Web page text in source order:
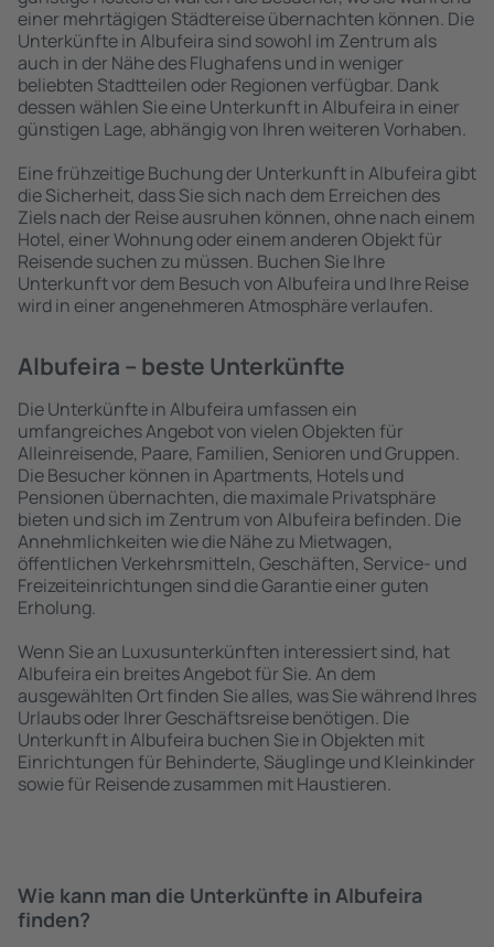
einer mehrtägigen Städtereise übernachten können. Die
Unterkünfte in Albufeira sind sowohl im Zentrum als
auch in der Nähe des Flughafens und in weniger
beliebten Stadtteilen oder Regionen verfügbar. Dank
dessen wählen Sie eine Unterkunft in Albufeira in einer
günstigen Lage, abhängig von Ihren weiteren Vorhaben.
Eine frühzeitige Buchung der Unterkunft in Albufeira gibt
die Sicherheit, dass Sie sich nach dem Erreichen des
Ziels nach der Reise ausruhen können, ohne nach einem
Hotel, einer Wohnung oder einem anderen Objekt für
Reisende suchen zu müssen. Buchen Sie Ihre
Unterkunft vor dem Besuch von Albufeira und Ihre Reise
wird in einer angenehmeren Atmosphäre verlaufen.
Albufeira – beste Unterkünfte
Die Unterkünfte in Albufeira umfassen ein
umfangreiches Angebot von vielen Objekten für
Alleinreisende, Paare, Familien, Senioren und Gruppen.
Die Besucher können in Apartments, Hotels und
Pensionen übernachten, die maximale Privatsphäre
bieten und sich im Zentrum von Albufeira befinden. Die
Annehmlichkeiten wie die Nähe zu Mietwagen,
öffentlichen Verkehrsmitteln, Geschäften, Service- und
Freizeiteinrichtungen sind die Garantie einer guten
Erholung.
Wenn Sie an Luxusunterkünften interessiert sind, hat
Albufeira ein breites Angebot für Sie. An dem
ausgewählten Ort finden Sie alles, was Sie während Ihres
Urlaubs oder Ihrer Geschäftsreise benötigen. Die
Unterkunft in Albufeira buchen Sie in Objekten mit
Einrichtungen für Behinderte, Säuglinge und Kleinkinder
sowie für Reisende zusammen mit Haustieren.
Wie kann man die Unterkünfte in Albufeira
finden?